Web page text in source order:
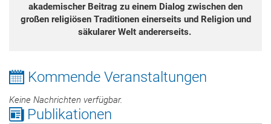
akademischer Beitrag zu einem Dialog zwischen den
großen religiösen Traditionen einerseits und Religion und
säkularer Welt andererseits.
Kommende Veranstaltungen
Keine Nachrichten verfügbar.
Publikationen